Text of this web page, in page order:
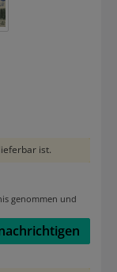
ist.
genommen und